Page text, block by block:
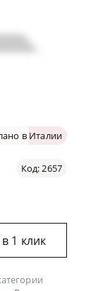
в Италии
Код: 2657
1 клик